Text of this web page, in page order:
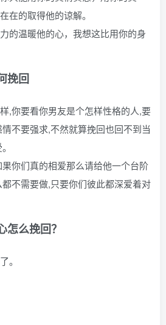
在的取得他的谅解。
的温暖他的心，我想这比用你的身
挽回
,你要看你男友是个怎样性格的人,要
不要强求,不然就算挽回也回不到当
你们真的相爱那么请给他一个台阶
不需要做,只要你们彼此都深爱着对
么挽回？
。